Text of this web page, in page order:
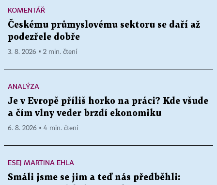
KOMENTÁŘ
Českému průmyslovému sektoru se daří až
podezřele dobře
3. 8. 2026 ▪ 2 min. čtení
ANALÝZA
Je v Evropě příliš horko na práci? Kde všude
a čím vlny veder brzdí ekonomiku
6. 8. 2026 ▪ 4 min. čtení
ESEJ MARTINA EHLA
Smáli jsme se jim a teď nás předběhli: